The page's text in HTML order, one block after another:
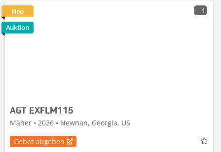
1
AGT EXFLM115
Mäher • 2026 • Newnan, Georgia, US
Gebot abgeben
Neu
Auktion